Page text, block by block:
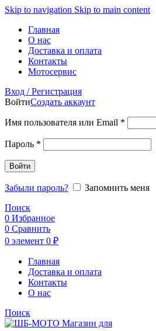
Skip to navigation Skip to main content
Главная
О нас
Доставка и оплата
Контакты
Мотосервис
Вход / Регистрация
ВойтиСоздать аккаунт
Имя пользователя или Email *
Пароль *
Войти
Забыли пароль?
Запомнить меня
Поиск
0 Избранное
0 Сравнить
0 элемент 0 ₽
Главная
Доставка и оплата
Контакты
О нас
Поиск